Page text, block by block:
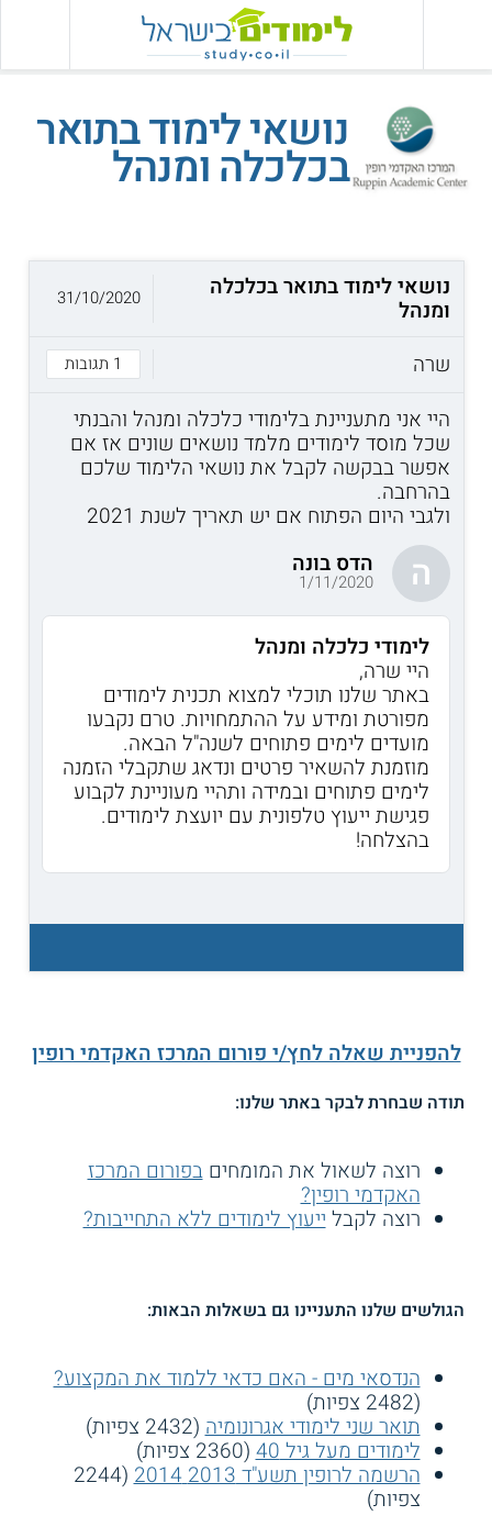
נושאי לימוד בתואר
בכלכלה ומנהל
נושאי לימוד בתואר בכלכלה
ומנהל
שרה
1 תגובות
31/10/2020
היי אני מתעניינת בלימודי כלכלה ומנהל והבנתי
שכל מוסד לימודים מלמד נושאים שונים אז אם
אפשר בבקשה לקבל את נושאי הלימוד שלכם
בהרחבה.
ולגבי היום הפתוח אם יש תאריך לשנת 2021
ה הדס בונה
1/11/2020
לימודי כלכלה ומנהל
היי שרה,
באתר שלנו תוכלי למצוא תכנית לימודים
מפורטת ומידע על ההתמחויות. טרם נקבעו
מועדים לימים פתוחים לשנה"ל הבאה.
מוזמנת להשאיר פרטים ונדאג שתקבלי הזמנה
לימים פתוחים ובמידה ותהיי מעוניינת לקבוע
פגישת ייעוץ טלפונית עם יועצת לימודים.
בהצלחה!
להפניית שאלה לחץ/י פורום המרכז האקדמי רופין
תודה שבחרת לבקר באתר שלנו:
רוצה לשאול את המומחיםבפורום המרכז
האקדמי רופין?
רוצה לקבלייעוץ לימודים ללא התחייבות?
הגולשים שלנו התעניינו גם בשאלות הבאות:
הנדסאי מים - האם כדאי ללמוד את המקצוע?
(2482 צפיות)
תואר שני לימודי אגרונומיה(2432 צפיות)
לימודים מעל גיל 40 (2360 צפיות)
הרשמה לרופין תשע"ד 2013 2014 (2244
צפיות)